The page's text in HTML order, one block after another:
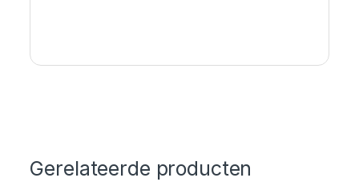
Gerelateerde producten